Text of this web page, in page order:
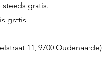
gratis.
gratis.
11, 9700 Oudenaarde)